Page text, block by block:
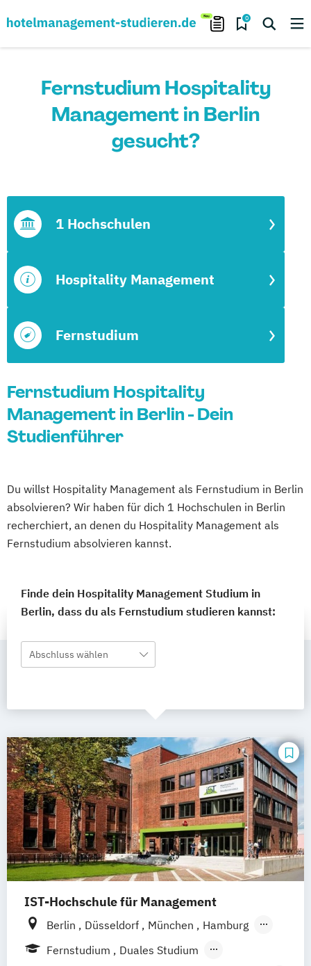
0
Fernstudium Hospitality
Management in Berlin
gesucht?
Fernstudium
Hospitality Management
1 Hochschulen
Fernstudium Hospitality
Management in Berlin - Dein
Studienführer
Du willst Hospitality Management als Fernstudium in Berlin
absolvieren? Wir haben für dich 1 Hochschulen in Berlin
recherchiert, an denen du Hospitality Management als
Fernstudium absolvieren kannst.
Finde dein Hospitality Management Studium in
Berlin, dass du als Fernstudium studieren kannst:
Abschluss wählen
IST-Hochschule für Management
Berlin Düsseldorf München
Hamburg
Weil am Rhein
Frankfurt am Main
Fernstudium
Duales Studium